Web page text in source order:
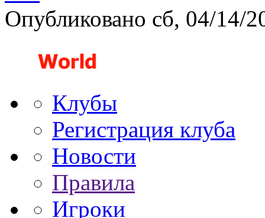
Опубликовано сб, 04/14/
Клубы
Регистрация клуба
Новости
Правила
Игроки